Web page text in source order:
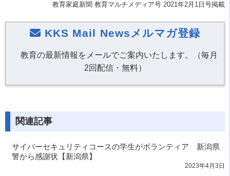
教育家庭新聞 教育マルチメディア号 2021年2月1日号掲載
KKS Mail Newsメルマガ登録
教育の最新情報をメールでご案内いたします。（毎月
2回配信・無料）
関連記事
サイバーセキュリティコースの学生がボランティア 新潟県
警から感謝状【新潟県】
2023年4月3日